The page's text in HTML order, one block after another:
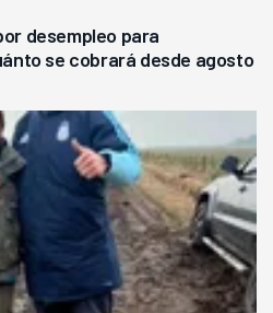
desempleo para
se cobrará desde agosto